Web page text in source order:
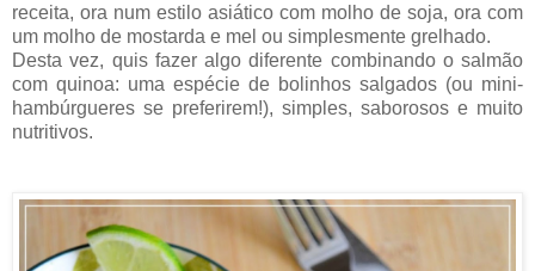
receita, ora num estilo asiático com molho de soja, ora com
um molho de mostarda e mel ou simplesmente grelhado.
Desta vez, quis fazer algo diferente combinando o salmão
com quinoa: uma espécie de bolinhos salgados (ou mini-
hambúrgueres se preferirem!), simples, saborosos e muito
nutritivos.